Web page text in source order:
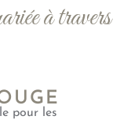
à travers
pour les